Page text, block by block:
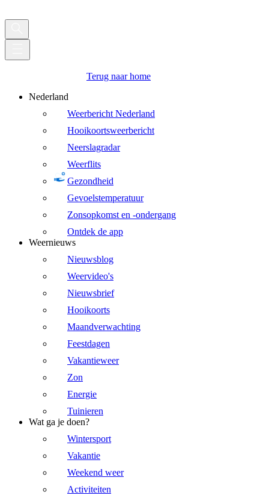
Terug naar home
Nederland
Weerbericht Nederland
Hooikoortsweerbericht
Neerslagradar
Weerflits
Gezondheid
Gevoelstemperatuur
Zonsopkomst en -ondergang
Ontdek de app
Weernieuws
Nieuwsblog
Weervideo's
Nieuwsbrief
Hooikoorts
Maandverwachting
Feestdagen
Vakantieweer
Zon
Energie
Tuinieren
Wat ga je doen?
Wintersport
Vakantie
Weekend weer
Activiteiten